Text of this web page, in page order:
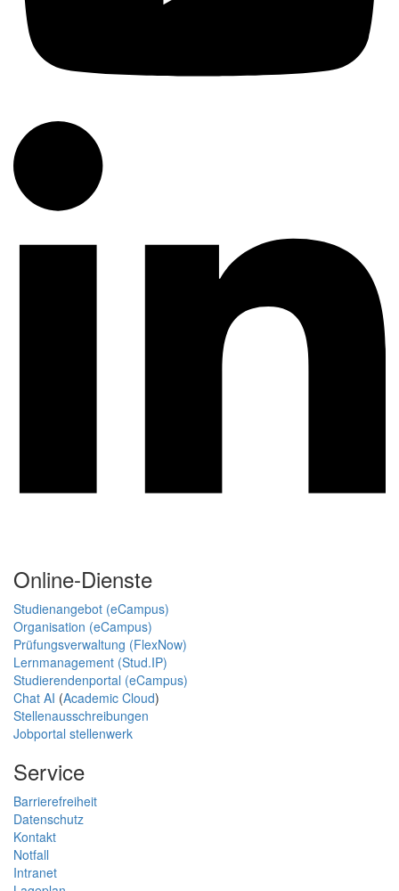
Online-Dienste
Studienangebot (eCampus)
Organisation (eCampus)
Prüfungsverwaltung (FlexNow)
Lernmanagement (Stud.IP)
Studierendenportal (eCampus)
Chat AI (Academic Cloud)
Stellenausschreibungen
Jobportal stellenwerk
Service
Barrierefreiheit
Datenschutz
Kontakt
Notfall
Intranet